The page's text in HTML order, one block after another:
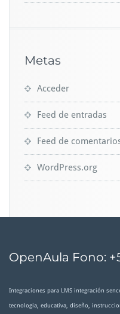
Metas
Acceder
Feed de entradas
Feed de
WordPress.org
OpenAula Fono:
Integraciones para LMS integración
tecnologia, educativa, diseño,